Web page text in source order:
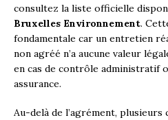
consultez la liste officielle
Bruxelles Environnement.
fondamentale car un entretien
non agréé n’a aucune valeur
en cas de contrôle administratif
assurance.
Au-delà de l’agrément,